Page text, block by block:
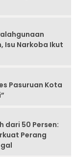
Isu Narkoba Ikut
Pasuruan Kota
dari 50 Persen:
Perang